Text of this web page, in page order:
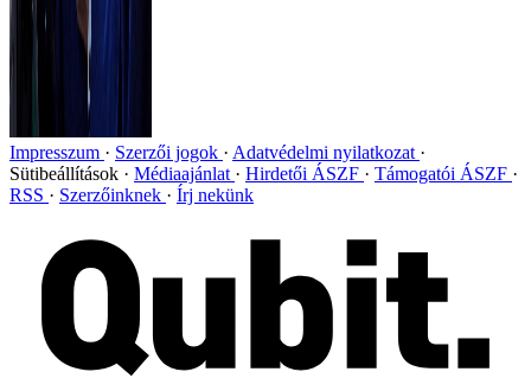
Impresszum Szerzői jogok
Adatvédelmi nyilatkozat
Sütibeállítások
Médiaajánlat Hirdetői ÁSZF
Támogatói ÁSZF
RSS
Szerzőinknek Írj nekünk